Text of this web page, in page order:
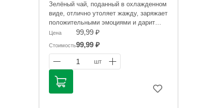
Зелёный чай, поданный в охлажденном
виде, отлично утоляет жажду, заряжает
положительными эмоциями и дарит
отличное настроение.
Информация на сайте о товарах носит
справочный характер и не является
публичной офертой. Цена может
меняться. Фото товаров может
отличаться.
Цена 99,99 ₽
Стоимость99,99 ₽
1 шт